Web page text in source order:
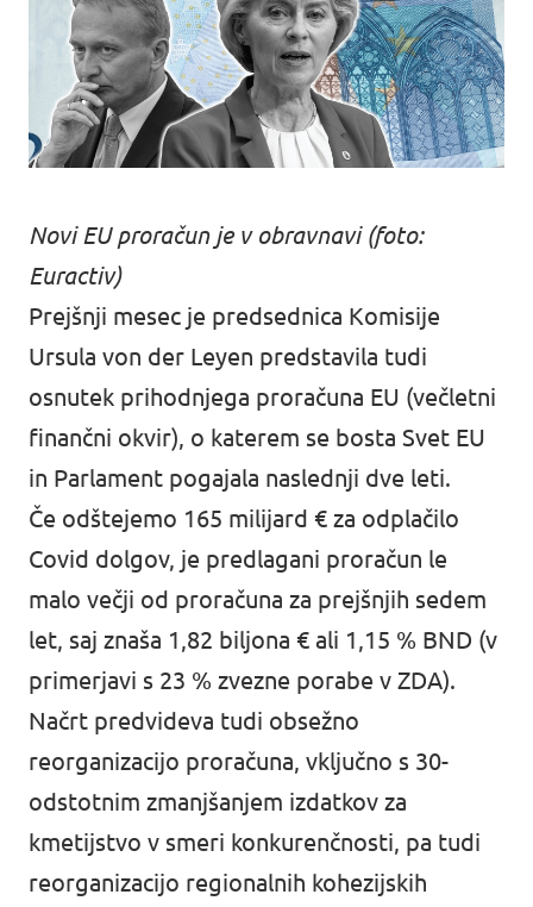
Novi EU proračun je v obravnavi (foto:
Euractiv)
Prejšnji mesec je predsednica Komisije
Ursula von der Leyen predstavila tudi
osnutek prihodnjega proračuna EU (večletni
finančni okvir), o katerem se bosta Svet EU
in Parlament pogajala naslednji dve leti.
Če odštejemo 165 milijard € za odplačilo
Covid dolgov, je predlagani proračun le
malo večji od proračuna za prejšnjih sedem
let, saj znaša 1,82 biljona € ali 1,15 % BND (v
primerjavi s 23 % zvezne porabe v ZDA).
Načrt predvideva tudi obsežno
reorganizacijo proračuna, vključno s 30-
odstotnim zmanjšanjem izdatkov za
kmetijstvo v smeri konkurenčnosti, pa tudi
reorganizacijo regionalnih kohezijskih